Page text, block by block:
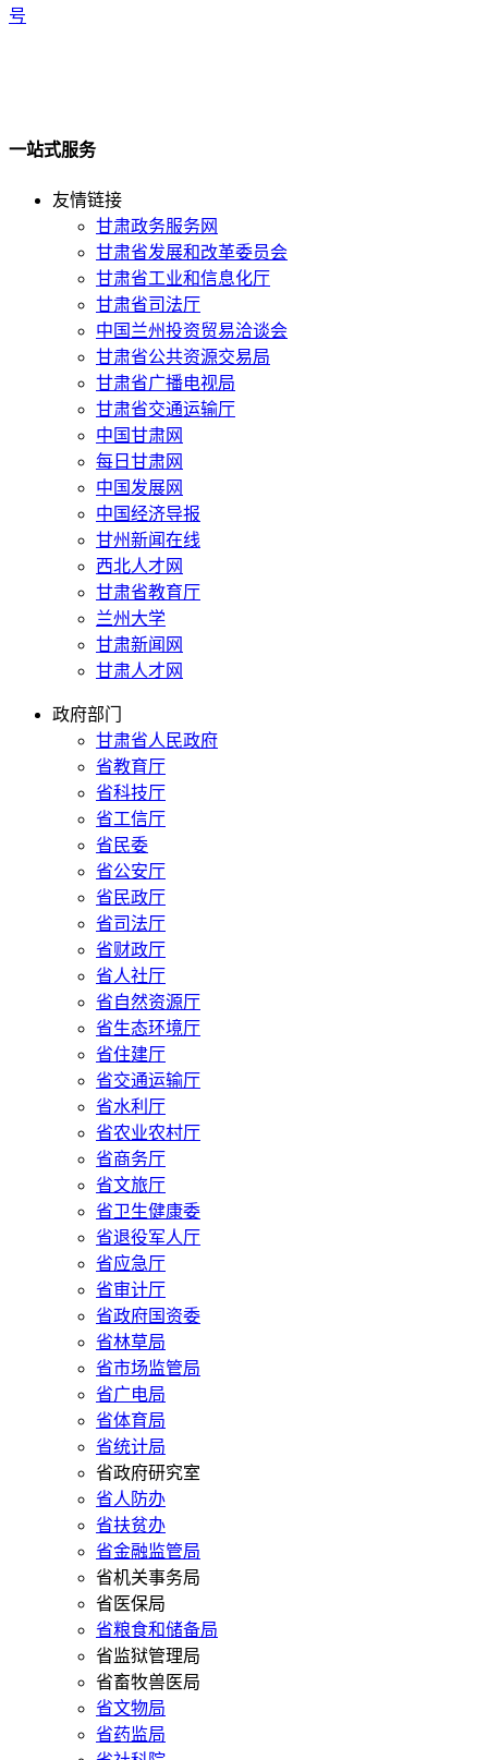
号
一站式服务
友情链接
甘肃政务服务网
甘肃省发展和改革委员会
甘肃省工业和信息化厅
甘肃省司法厅
中国兰州投资贸易洽谈会
甘肃省公共资源交易局
甘肃省广播电视局
甘肃省交通运输厅
中国甘肃网
每日甘肃网
中国发展网
中国经济导报
甘州新闻在线
西北人才网
甘肃省教育厅
兰州大学
甘肃新闻网
甘肃人才网
政府部门
甘肃省人民政府
省教育厅
省科技厅
省工信厅
省民委
省公安厅
省民政厅
省司法厅
省财政厅
省人社厅
省自然资源厅
省生态环境厅
省住建厅
省交通运输厅
省水利厅
省农业农村厅
省商务厅
省文旅厅
省卫生健康委
省退役军人厅
省应急厅
省审计厅
省政府国资委
省林草局
省市场监管局
省广电局
省体育局
省统计局
省政府研究室
省人防办
省扶贫办
省金融监管局
省机关事务局
省医保局
省粮食和储备局
省监狱管理局
省畜牧兽医局
省文物局
省药监局